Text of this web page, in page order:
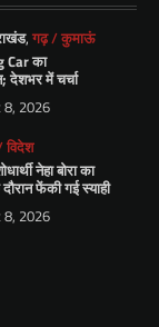
,गढ़ / कुमाऊं
Car का
देशभर में चर्चा
2026
नेहा बोरा का
फेंकी गई स्याही
2026